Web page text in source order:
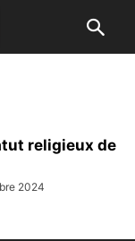
religieux de
2024